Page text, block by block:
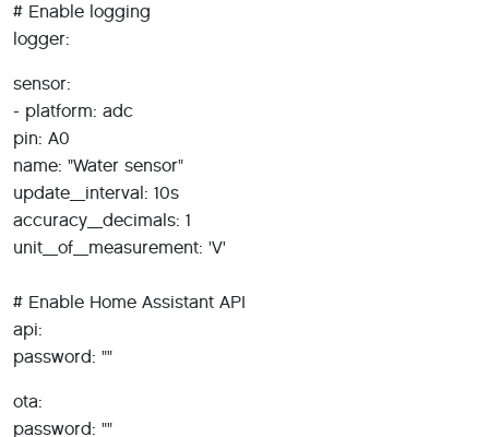
# Enable logging
logger:
sensor:
- platform: adc
pin: A0
name: "Water sensor"
update_interval: 10s
accuracy_decimals: 1
unit_of_measurement: 'V'
# Enable Home Assistant API
api:
password: ""
ota:
password: ""